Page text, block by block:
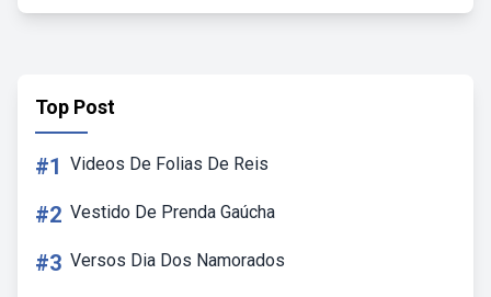
Top Post
#1 Videos De Folias De Reis
#2 Vestido De Prenda Gaúcha
#3 Versos Dia Dos Namorados